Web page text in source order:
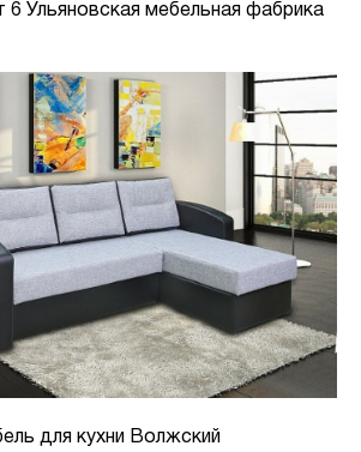
Ульяновская мебельная фабрика
для кухни Волжский